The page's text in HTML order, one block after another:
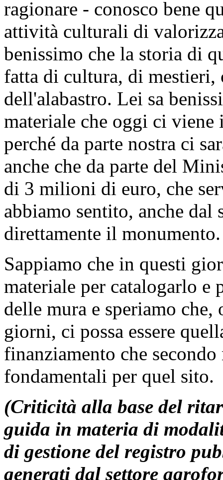
Ecco perché chiediamo
Volterra da parte del
sopralluogo anche del
vorremmo in questo caso
del territorio, perché
riguardi solamente la parte
culturale, di quella che è la
soprattutto, per i turisti.
Noi cercheremo anche di
Sottosegretario, perché
ragionare - conosco bene
attività culturali di
benissimo che la storia di
fatta di cultura, di mestieri,
dell'alabastro. Lei sa
materiale che oggi ci
perché da parte nostra ci
anche che da parte del
di 3 milioni di euro, che
abbiamo sentito, anche dal
direttamente il monumento.